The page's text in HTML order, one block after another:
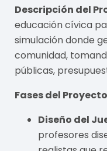
Descripción del
educación cívica
simulación donde
comunidad,
públicas,
Fases del
Diseño del
profesores